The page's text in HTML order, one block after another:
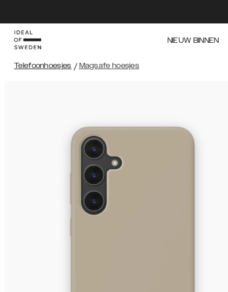
NIEUW BINNEN
Telefoonhoesjes / Magsafe hoesjes